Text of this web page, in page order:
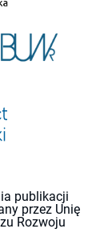
publikacji
przez Unię
Rozwoju